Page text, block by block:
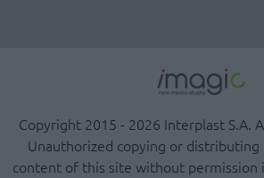
Copyright 2015 - 2026 Interplast S.A.
Unauthorized copying or
content of this site without permission